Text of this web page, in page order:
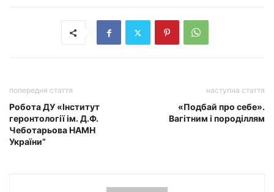
попередня стаття
Робота ДУ «Інститут
геронтології ім. Д.Ф.
Чеботарьова НАМН
України”
наступна стаття
«Подбай про себе».
Вагітним і породіллям